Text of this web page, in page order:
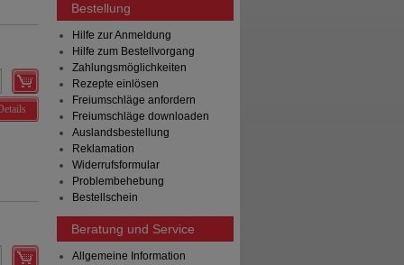
Bestellung
Hilfe zur Anmeldung
Hilfe zum Bestellvorgang
Zahlungsmöglichkeiten
Rezepte einlösen
Freiumschläge anfordern
Freiumschläge downloaden
Auslandsbestellung
Reklamation
Widerrufsformular
Problembehebung
Bestellschein
Beratung und Service
Allgemeine Information